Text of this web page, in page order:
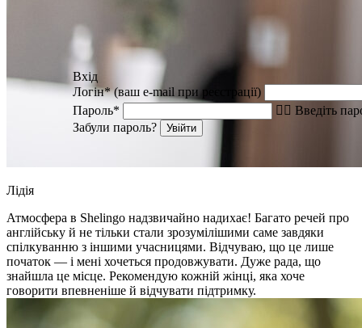
Вхід
Логін* (ваш e-mail при реєстрації)
Пароль*
Введіть
Забули пароль?
Увійти
Лідія
Атмосфера в Shelingo надзвичайно надихає! Багато речей про
англійську й не тільки стали зрозумілішими саме завдяки
спілкуванню з іншими учасницями. Відчуваю, що це лише
початок — і мені хочеться продовжувати. Дуже рада, що
знайшла це місце. Рекомендую кожній жінці, яка хоче
говорити впевненіше й відчувати підтримку.